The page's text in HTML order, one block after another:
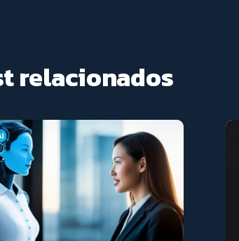
relacionados